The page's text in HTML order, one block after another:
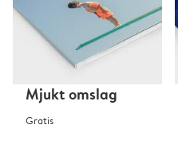
Mjukt omslag
Gratis